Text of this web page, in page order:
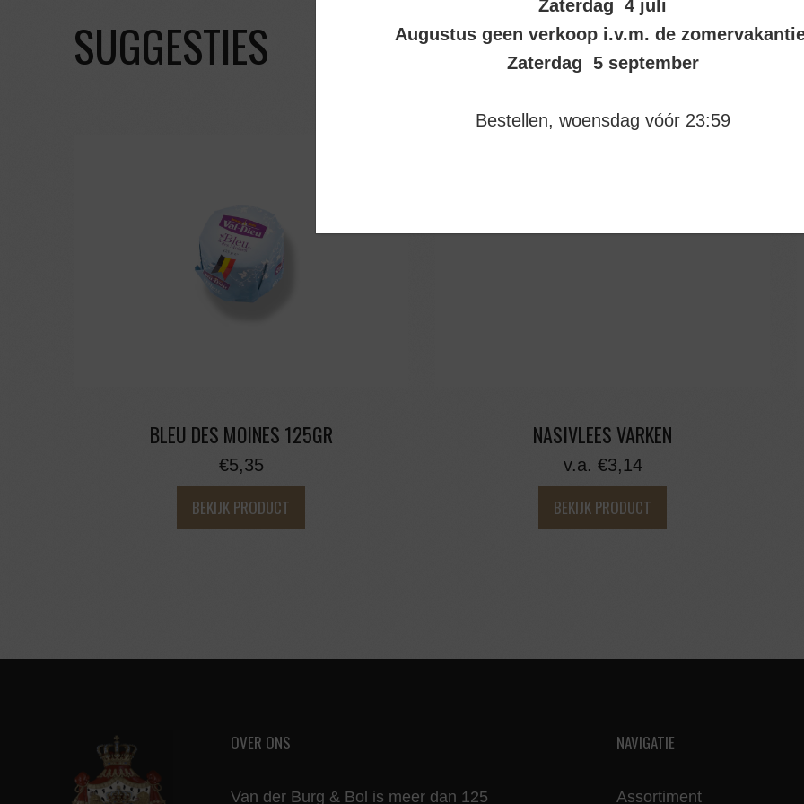
Zaterdag 4 juli
Augustus geen verkoop i.v.m. de
Zaterdag 5 september
Bestellen, woensdag vóór 23:59
SUGGESTIES
BLEU DES MOINES 125GR
€5,35
BEKIJK PRODUCT
NASIVLEES VARKEN
v.a. €3,14
BEKIJK PRODUCT
OVER ONS
Van der Burg & Bol is meer dan 125
NAVIGATIE
Assortiment